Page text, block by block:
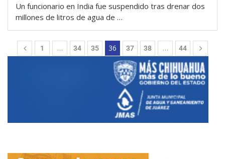
Un funcionario en India fue suspendido tras drenar dos
millones de litros de agua de …
1 … 34 35 36 37 38 … 44